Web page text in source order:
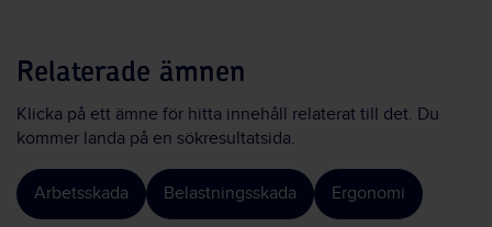
Relaterade ämnen
Klicka på ett ämne för hitta innehåll relaterat till det. Du
kommer landa på en sökresultatsida.
Arbetsskada Belastningsskada Ergonomi